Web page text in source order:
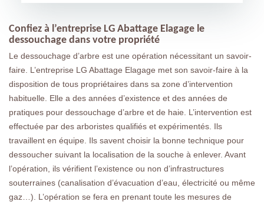
Confiez à l’entreprise LG Abattage Elagage le
dessouchage dans votre propriété
Le dessouchage d’arbre est une opération nécessitant un savoir-
faire. L’entreprise LG Abattage Elagage met son savoir-faire à la
disposition de tous propriétaires dans sa zone d’intervention
habituelle. Elle a des années d’existence et des années de
pratiques pour dessouchage d’arbre et de haie. L’intervention est
effectuée par des arboristes qualifiés et expérimentés. Ils
travaillent en équipe. Ils savent choisir la bonne technique pour
dessoucher suivant la localisation de la souche à enlever. Avant
l’opération, ils vérifient l’existence ou non d’infrastructures
souterraines (canalisation d’évacuation d’eau, électricité ou même
gaz…). L’opération se fera en prenant toute les mesures de